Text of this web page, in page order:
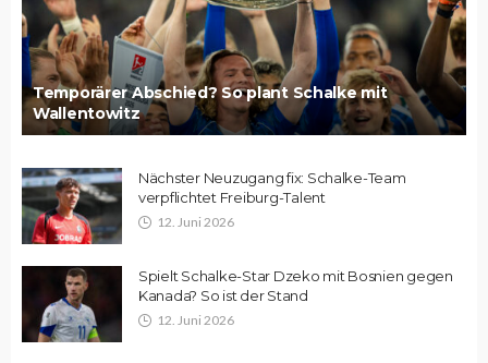
Temporärer Abschied? So plant Schalke mit
Wallentowitz
Nächster Neuzugang fix: Schalke-Team
verpflichtet Freiburg-Talent
12. Juni 2026
Spielt Schalke-Star Dzeko mit Bosnien gegen
Kanada? So ist der Stand
12. Juni 2026